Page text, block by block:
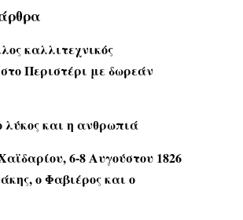
καλλιτεχνικός
Περιστέρι με δωρεάν
λύκος και η ανθρωπιά
6-8 Αυγούστου 1826
ο Φαβιέρος και ο